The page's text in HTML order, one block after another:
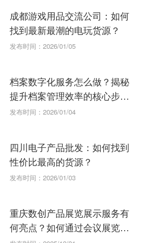
成都游戏用品交流公司：如何
找到最新最潮的电玩货源？
发布时间：2026/01/05
档案数字化服务怎么做？揭秘
提升档案管理效率的核心步
骤。
发布时间：2026/01/04
四川电子产品批发：如何找到
性价比最高的货源？
发布时间：2026/01/03
重庆数创产品展览展示服务有
何亮点？如何通过会议展览提